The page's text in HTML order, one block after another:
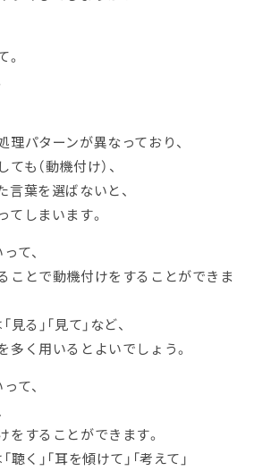
パターンが異なっており、
も（動機付け）、
葉を選ばないと、
しまいます。
て、
ことで動機付けをすることができま
る」「見て」など、
多く用いるとよいでしょう。
て、
をすることができます。
く」「耳を傾けて」「考えて」